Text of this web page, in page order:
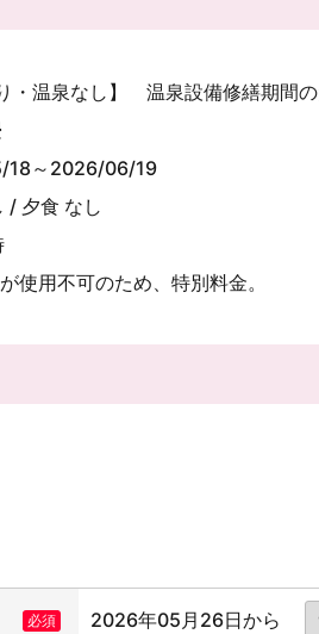
・温泉なし】 温泉設備修繕期間
18～2026/06/19
/ 夕食 なし
使用不可のため、特別料金。
必須 2026年05月26日から